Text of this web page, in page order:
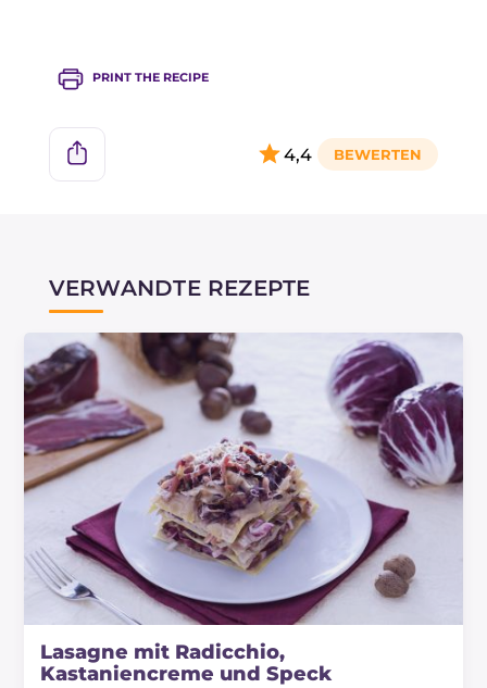
Ersetzen Sie den Thymian durch andere
Kräuter, wie zum Beispiel Majoran!
PRINT THE RECIPE
4,4
VERWANDTE REZEPTE
Lasagne mit Radicchio,
Kastaniencreme und Speck